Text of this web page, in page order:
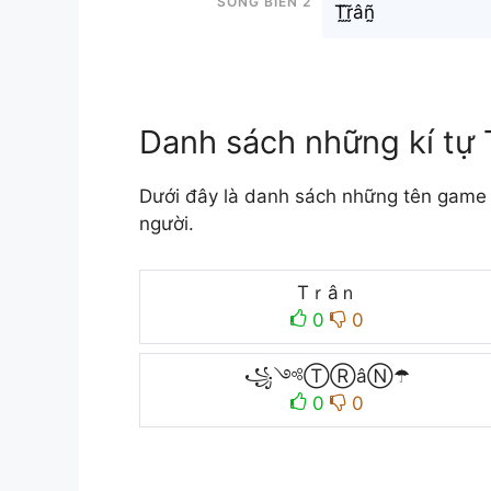
T̰̃r̰̃âñ̰
Danh sách những kí tự
Dưới đây là danh sách những tên
người.
Tｒâｎ
0
0
꧁༺ⓉⓇâⓃ☂
0
0